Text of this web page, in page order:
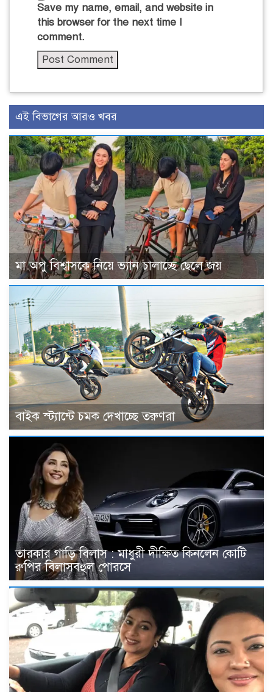
Save my name, email, and website in
this browser for the next time I
comment.
এই বিভাগের আরও খবর
মা অপু বিশ্বাসকে নিয়ে ভ্যান চালাচ্ছে ছেলে জয়
বাইক স্ট্যান্টে চমক দেখাচ্ছে তরুণরা
তারকার গাড়ি বিলাস : মাধুরী দীক্ষিত কিনলেন কোটি
রুপির বিলাসবহুল পোরসে